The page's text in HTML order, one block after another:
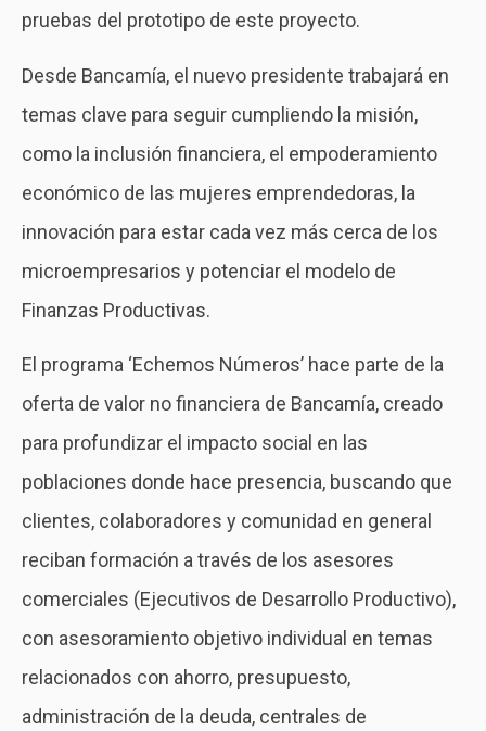
pruebas del prototipo de este proyecto.
Desde Bancamía, el nuevo presidente trabajará en
temas clave para seguir cumpliendo la misión,
como la inclusión financiera, el empoderamiento
económico de las mujeres emprendedoras, la
innovación para estar cada vez más cerca de los
microempresarios y potenciar el modelo de
Finanzas Productivas.
El programa ‘Echemos Números’ hace parte de la
oferta de valor no financiera de Bancamía, creado
para profundizar el impacto social en las
poblaciones donde hace presencia, buscando que
clientes, colaboradores y comunidad en general
reciban formación a través de los asesores
comerciales (Ejecutivos de Desarrollo Productivo),
con asesoramiento objetivo individual en temas
relacionados con ahorro, presupuesto,
administración de la deuda, centrales de